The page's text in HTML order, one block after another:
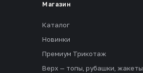
Магазин
Каталог
Новинки
Премиум Трикотаж
Верх — топы, рубашки, жакеты